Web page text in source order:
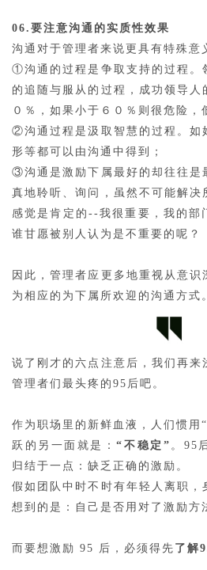
06.要注意沟通的实质性效果
沟通对于管理者来说更具有特殊意
①沟通的过程是争取支持的过程。
的追随与服从的过程，成功领导人
０％，如果小于６０％则很危险，
②沟通过程是汲取智慧的过程。如
形等都可以由沟通中得到；
③沟通是激励下属最好的却往往是
真地聆听、询问，虽然不可能解决
感觉是肯定的--我很重要，我的部
谁甘愿被别人认为是不重要的呢？
因此，管理者应更多地重视从意
为相应的为下属所欢迎的沟通方式
说了刚才的六点注意后，我们再来
管理者们最头疼的95后吧。
作为职场里的新鲜血液，人们惯用
跃的另一面就是：“不稳定” 。95
归结于一点：缺乏正确的激励。
假如团队中时不时有年轻人离职，
想到的是：自己是否用对了激励方
而要想激励 95 后，必须得先 了解